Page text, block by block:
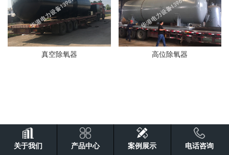
真空除氧器 高位除氧器
关于我们 产品中心 案例展示 电话咨询